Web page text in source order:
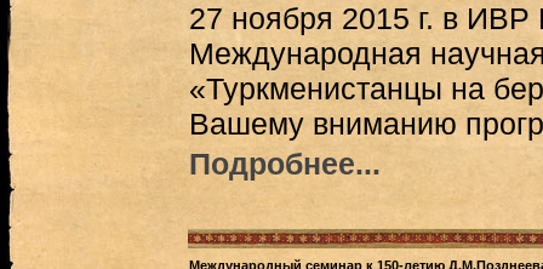
27 ноября 2015 г. в
Международная
«Туркменистанцы на
Вашему вниманию
Подробнее...
Международный семинар к 150-летию